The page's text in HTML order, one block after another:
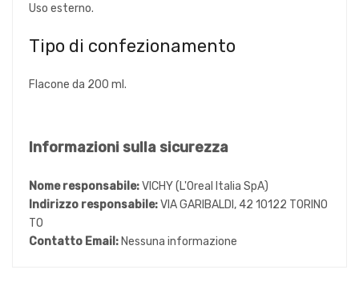
Uso esterno.
Tipo di confezionamento
Flacone da 200 ml.
Informazioni sulla sicurezza
Nome responsabile:VICHY (L'Oreal Italia SpA)
Indirizzo responsabile:VIA GARIBALDI, 42 10122 TORINO
TO
Contatto Email: Nessuna informazione